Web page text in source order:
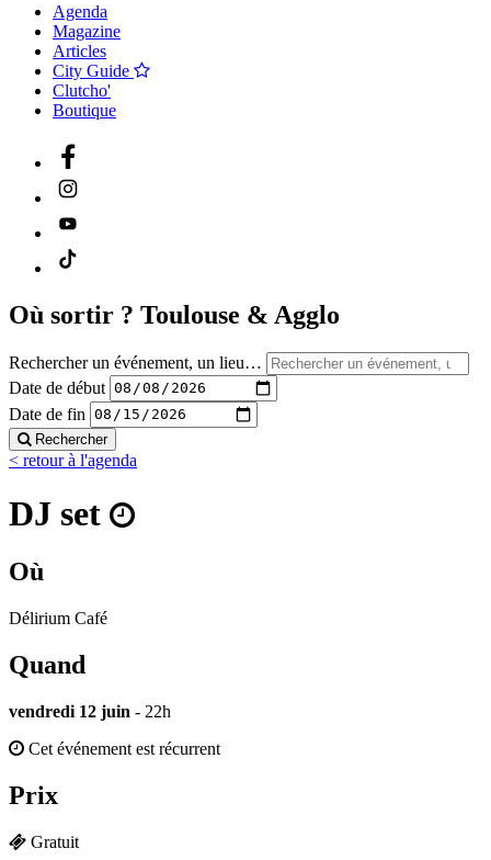
Agenda
Magazine
Articles
City Guide
Clutcho'
Boutique
Où sortir ? Toulouse & Agglo
Rechercher un événement, un lieu…
Date de début
Date de fin
Rechercher
< retour à l'agenda
DJ set
Où
Délirium Café
Quand
vendredi 12 juin - 22h
Cet événement est récurrent
Prix
Gratuit